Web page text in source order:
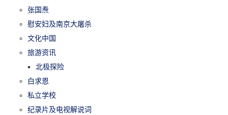
张国焘
慰安妇及南京大屠杀
文化中国
旅游资讯
北极探险
白求恩
私立学校
纪录片及电视解说词